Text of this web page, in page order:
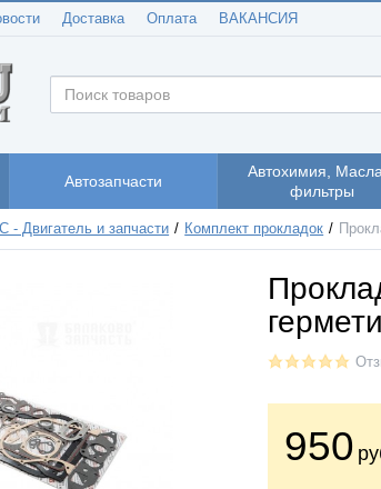
Доставка Оплата ВАКАНСИЯ
Автозапчасти
Автохимия,
фильтры
- Двигатель и запчасти Комплект прокладок
950